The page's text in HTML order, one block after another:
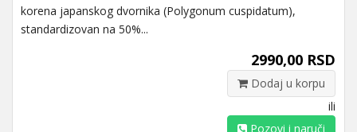
korena japanskog dvornika (Polygonum cuspidatum),
standardizovan na 50%...
2990,00 RSD
Dodaj u korpu
ili
Pozovi i naruči